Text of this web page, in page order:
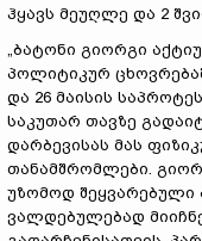
ჰყავს მეუღლე და 2
„ბატონი გიორგი
პოლიტიკურ
და 26 მაისის
საკუთარ თავზე
დარბევისას მას
თანამშრომლები.
უზომოდ შეყვარებული
ვალდებულებად